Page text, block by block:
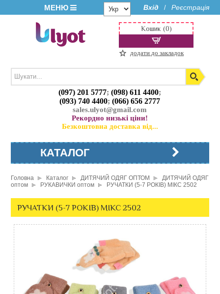
МЕНЮ Вхід / Реєстрація
(097) 201 5777;(098) 611 4400;
(093) 740 4400;(066) 656 2777
sales.ulyot@gmail.com
Рекордно низькі ціни!
Безкоштовна доставка від...
Кошик (0)
додати до закладок
КАТАЛОГ
Головна Каталог ДИТЯЧИЙ ОДЯГ ОПТОМ
ДИТЯЧИЙ ОДЯГ
оптом
РУКАВИЧКИ оптом РУЧАТКИ (5-7 РОКІВ) МІКС 2502
РУЧАТКИ (5-7 РОКІВ) МІКС 2502